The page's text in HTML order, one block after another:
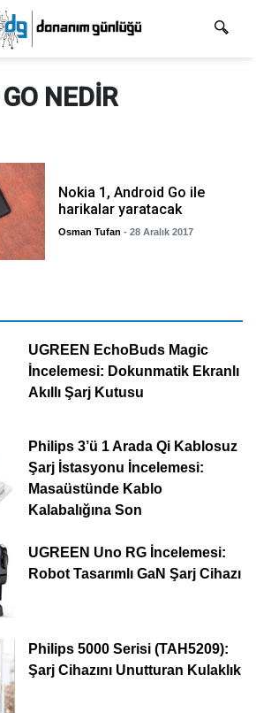
NEDIR
Nokia 1, Android Go ile
harikalar yaratacak
Osman Tufan - 28 Aralık 2017
UGREEN EchoBuds Magic
İncelemesi: Dokunmatik Ekranlı
Akıllı Şarj Kutusu
Philips 3’ü 1 Arada Qi Kablosuz
Şarj İstasyonu İncelemesi:
Masaüstünde Kablo
Kalabalığına Son
UGREEN Uno RG İncelemesi:
Robot Tasarımlı GaN Şarj Cihazı
Philips 5000 Serisi (TAH5209):
Şarj Cihazını Unutturan Kulaklık